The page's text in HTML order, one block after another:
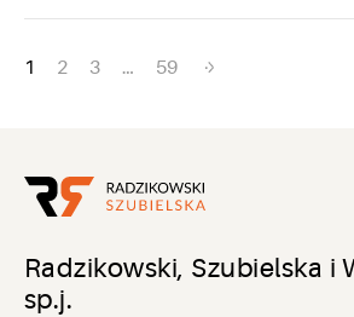
Nawigacja
1 2 3 … 59
Radzikowski, Szubielska i
sp.j.